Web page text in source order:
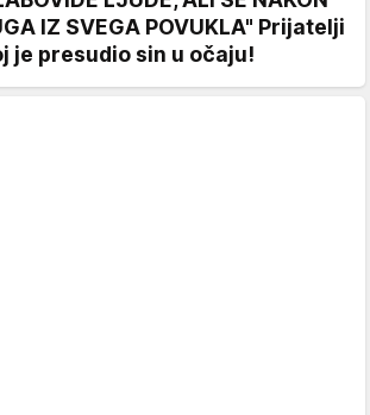
IZ SVEGA POVUKLA" Prijatelji
je presudio sin u očaju!